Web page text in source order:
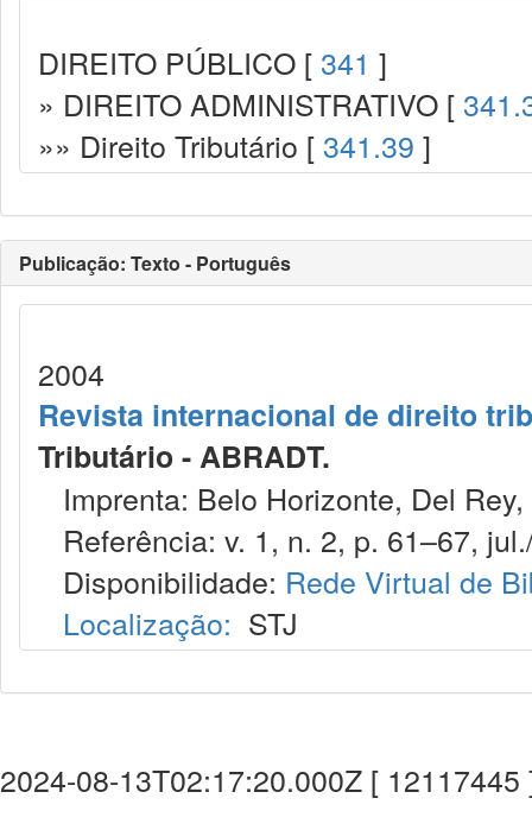
DIREITO PÚBLICO [ 341 ]
» DIREITO ADMINISTRATIVO [
»» Direito Tributário [ 341.39 ]
Publicação: Texto - Português
2004
Revista internacional de direito
Tributário - ABRADT.
Imprenta: Belo Horizonte, Del
Referência: v. 1, n. 2, p. 61–67,
Disponibilidade: Rede Virtual de
Localização: STJ
2024-08-13T02:17:20.000Z [ 12117445